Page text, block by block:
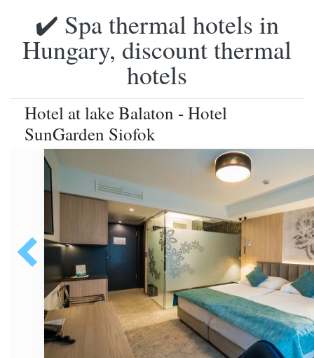
✔️ Spa thermal hotels in
Hungary, discount thermal
hotels
Hotel at lake Balaton - Hotel
SunGarden Siofok